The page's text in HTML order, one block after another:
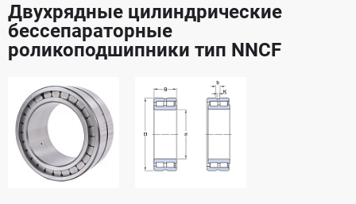
Двухрядные цилиндрические
бессепараторные
роликоподшипники тип NNCF